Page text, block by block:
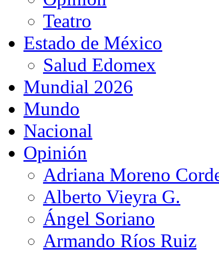
Teatro
Estado de México
Salud Edomex
Mundial 2026
Mundo
Nacional
Opinión
Adriana Moreno
Alberto Vieyra G.
Ángel Soriano
Armando Ríos Ruiz